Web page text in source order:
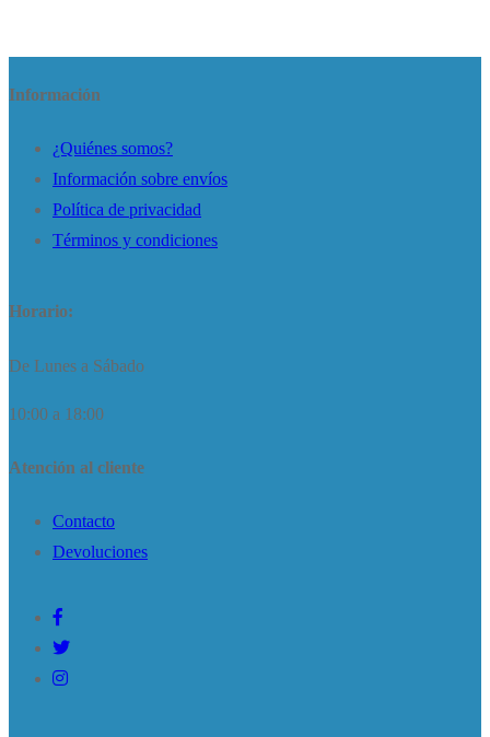
Información
¿Quiénes somos?
Información sobre envíos
Política de privacidad
Términos y condiciones
Horario:
De Lunes a Sábado
10:00 a 18:00
Atención al cliente
Contacto
Devoluciones